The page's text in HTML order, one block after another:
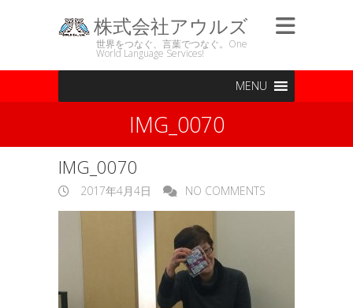
株式会社アウルズ
世界をつなぐ、言葉でつなぐ。One
World Language Services!
MENU
IMG_0070
IMG_0070
2017年4月4日 NO COMMENTS